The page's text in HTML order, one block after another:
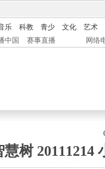
乐 科教 青少 文化
艺术
中国 赛事直播 网络
树 20111214